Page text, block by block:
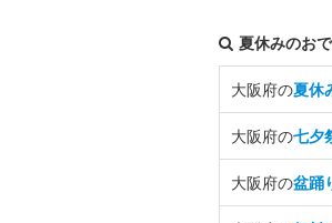
夏休みのお
大阪府の夏休
大阪府の七夕
大阪府の盆踊